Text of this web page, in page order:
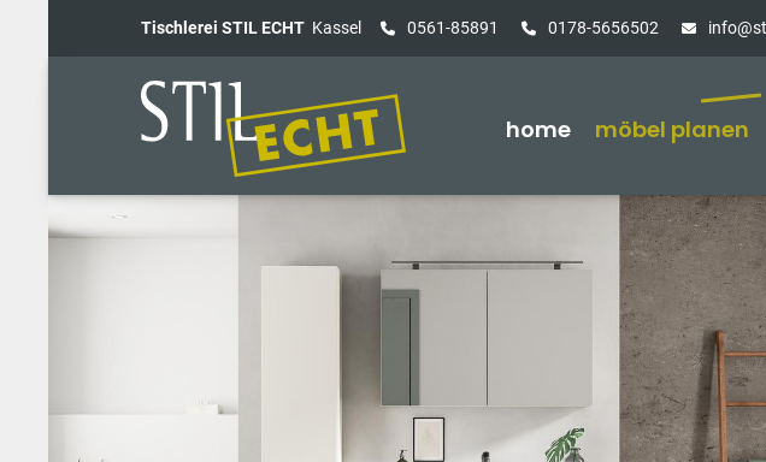
Tischlerei STIL ECHT Kassel 0561-85891 0178-5656502
home möbel planen